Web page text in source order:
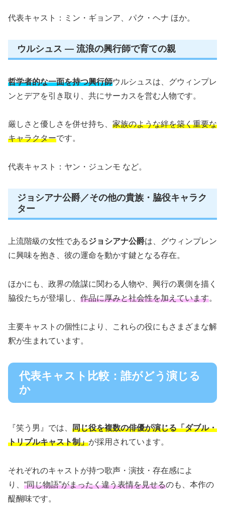
代表キャスト：ミン・ギョンア、パク・ヘナ ほか。
ウルシュス — 流浪の興行師で育ての親
哲学者的な一面を持つ興行師ウルシュスは、グウィンプレ
ンとデアを引き取り、共にサーカスを営む人物です。
厳しさと優しさを併せ持ち、 家族のような絆を築く重要な
キャラクターです。
代表キャスト：ヤン・ジュンモ など。
ジョシアナ公爵／その他の貴族・脇役キャラク
ター
上流階級の女性であるジョシアナ公爵は、グウィンプレン
に興味を抱き、彼の運命を動かす鍵となる存在。
ほかにも、政界の陰謀に関わる人物や、興行の裏側を描く
脇役たちが登場し、 作品に厚みと社会性を加えています。
主要キャストの個性により、これらの役にもさまざまな解
釈が生まれています。
代表キャスト比較：誰がどう演じる
か
『笑う男』では、 同じ役を複数の俳優が演じる「ダブル・
トリプルキャスト制」が採用されています。
それぞれのキャストが持つ歌声・演技・存在感によ
り、 “同じ物語”がまったく違う表情を見せるのも、本作の
醍醐味です。